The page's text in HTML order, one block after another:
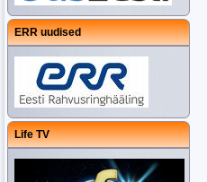
ERR uudised
Life TV